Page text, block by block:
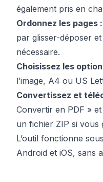
également pris en
Ordonnez les pages :
par glisser-déposer
nécessaire.
Choisissez les
l’image, A4 ou US
Convertissez et
Convertir en PDF »
un fichier ZIP si vous
L’outil fonctionne
Android et iOS, sans